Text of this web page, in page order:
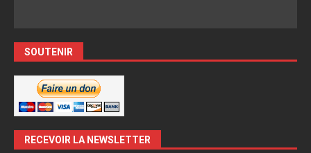
SOUTENIR
RECEVOIR LA NEWSLETTER